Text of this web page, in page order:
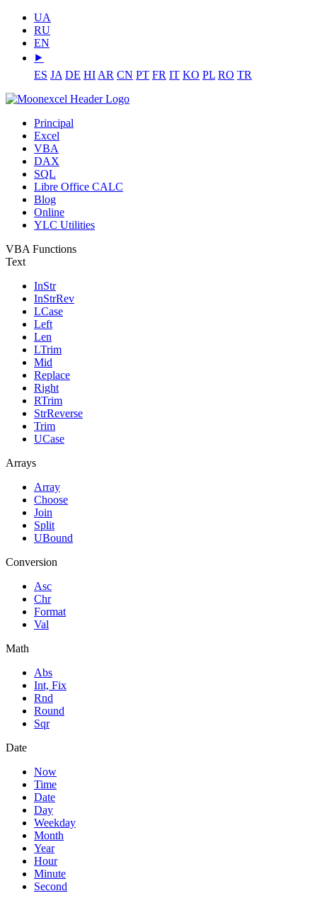
UA
RU
EN
⯈
ES JA DE HI AR CN PT FR IT KO PL RO TR
Principal
Excel
VBA
DAX
SQL
Libre Office CALC
Blog
Online
YLC Utilities
VBA Functions
Text
InStr
InStrRev
LCase
Left
Len
LTrim
Mid
Replace
Right
RTrim
StrReverse
Trim
UCase
Arrays
Array
Choose
Join
Split
UBound
Conversion
Asc
Chr
Format
Val
Math
Abs
Int, Fix
Rnd
Round
Sqr
Date
Now
Time
Date
Day
Weekday
Month
Year
Hour
Minute
Second